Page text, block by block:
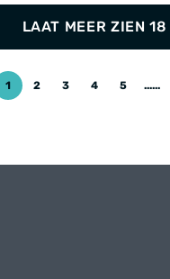
LAAT MEER ZIEN 18
1 2 3 4 5 ...